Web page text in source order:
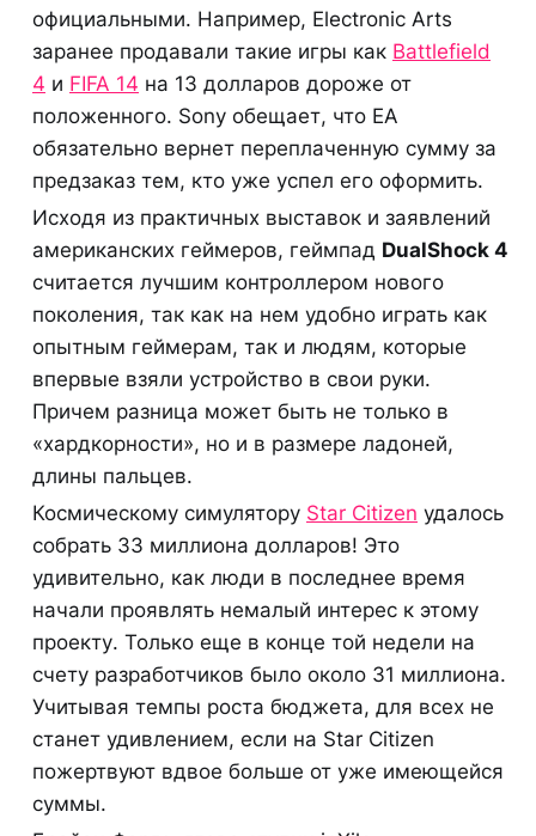
официальными. Например, Electronic Arts
заранее продавали такие игры как Battlefield
4 и FIFA 14 на 13 долларов дороже от
положенного. Sony обещает, что EA
обязательно вернет переплаченную сумму за
предзаказ тем, кто уже успел его оформить.
Исходя из практичных выставок и заявлений
американских геймеров, геймпад DualShock 4
считается лучшим контроллером нового
поколения, так как на нем удобно играть как
опытным геймерам, так и людям, которые
впервые взяли устройство в свои руки.
Причем разница может быть не только в
«хардкорности», но и в размере ладоней,
длины пальцев.
Космическому симулятору Star Citizen удалось
собрать 33 миллиона долларов! Это
удивительно, как люди в последнее время
начали проявлять немалый интерес к этому
проекту. Только еще в конце той недели на
счету разработчиков было около 31 миллиона.
Учитывая темпы роста бюджета, для всех не
станет удивлением, если на Star Citizen
пожертвуют вдвое больше от уже имеющейся
суммы.